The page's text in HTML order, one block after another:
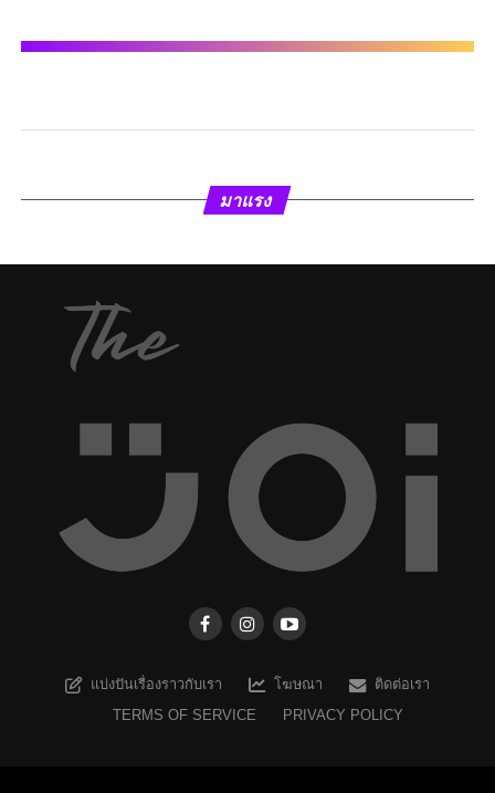
มาแรง
แบ่งปันเรื่องราวกับเรา โฆษณา
ติดต่อเรา
TERMS OF SERVICE
PRIVACY POLICY